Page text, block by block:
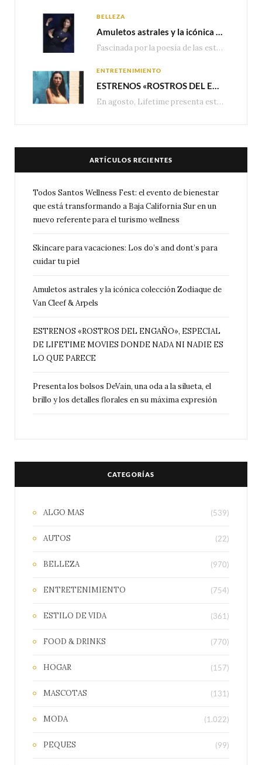
BELLEZA
Amuletos astrales y la icónica colección Zodiaque de Van Cleef & Arpels
Fascinada por la poesía de las estrellas, la Maison Van Cleef & Arpels celebra la llegada de las…
ENTRETENIMIENTO
ESTRENOS «ROSTROS DEL ENGAÑO», ESPECIAL DE LIFETIME MOVIES DONDE NADA NI NADIE ES LO QUE PARECE
En agosto, Lifetime presenta estrenos exclusivos con historias donde las apariencias esconden los secretos más…
ARTÍCULOS RECIENTES
Todos Santos Wellness Fest: el evento de bienestar
que está transformando a Baja California Sur en un
nuevo referente para el turismo wellness
Skincare para vacaciones: Los do’s and dont’s para
cuidar tu piel
Amuletos astrales y la icónica colección Zodiaque de
Van Cleef & Arpels
ESTRENOS «ROSTROS DEL ENGAÑO», ESPECIAL
DE LIFETIME MOVIES DONDE NADA NI NADIE ES
LO QUE PARECE
Presenta los bolsos DeVain, una oda a la silueta, el
brillo y los detalles florales en su máxima expresión
CATEGORÍAS
ALGO MAS (539)
AUTOS (22)
BELLEZA (970)
ENTRETENIMIENTO (754)
ESTILO DE VIDA (361)
FOOD & DRINKS (770)
HOGAR (157)
MASCOTAS (131)
MODA (1.022)
PEQUES (99)